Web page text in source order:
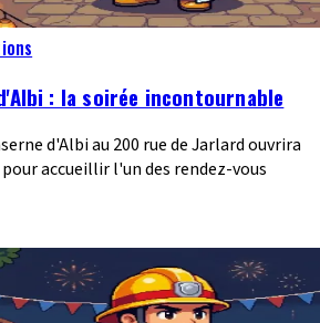
: la soirée incontournable
d'Albi au 200 rue de Jarlard ouvrira
accueillir l'un des rendez-vous